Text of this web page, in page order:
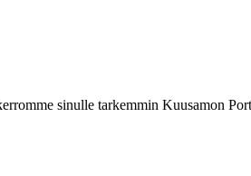
sinulle tarkemmin Kuusamon